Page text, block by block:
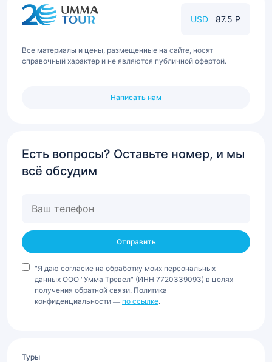
USD 87.5 Р
Все материалы и цены, размещенные на сайте, носят
справочный характер и не являются публичной офертой.
Написать нам
Есть вопросы? Оставьте номер, и мы
всё обсудим
телефон
"Я даю согласие на обработку моих персональных
данных ООО "Умма Тревел" (ИНН 7720339093) в целях
получения обратной связи. Политика
конфиденциальности — по ссылке.
Туры